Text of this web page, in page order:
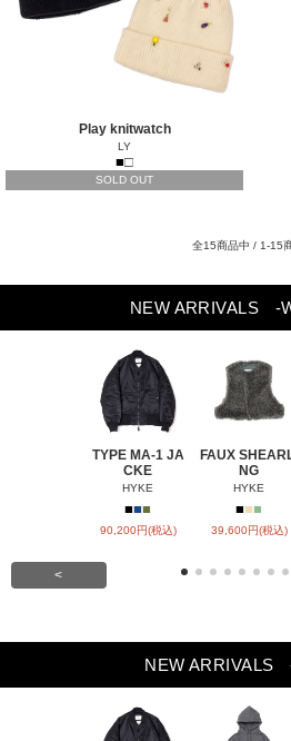
Play knitwatch
LY
■□
SOLD OUT
全15商品中 / 1-15
NEW ARRIVALS -
TYPE MA-1 JA
CKE
HYKE
■■■
90,200円(税込)
FAUX
NG
HYKE
■■■
39,600円(税込)
<
NEW ARRIVALS